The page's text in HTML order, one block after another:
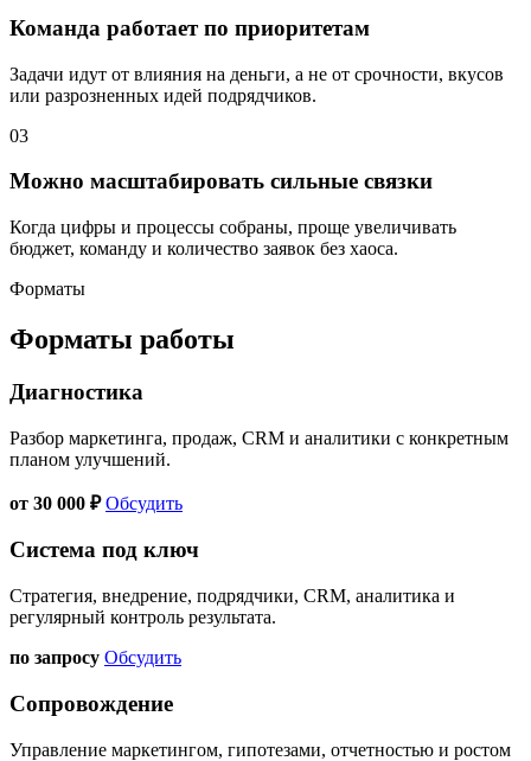
Команда работает по приоритетам
Задачи идут от влияния на деньги, а не от срочности, вкусов
или разрозненных идей подрядчиков.
03
Можно масштабировать сильные связки
Когда цифры и процессы собраны, проще увеличивать
бюджет, команду и количество заявок без хаоса.
Форматы
Форматы работы
Диагностика
Разбор маркетинга, продаж, CRM и аналитики с конкретным
планом улучшений.
от 30 000 ₽ Обсудить
Система под ключ
Стратегия, внедрение, подрядчики, CRM, аналитика и
регулярный контроль результата.
по запросу Обсудить
Сопровождение
Управление маркетингом, гипотезами, отчетностью и ростом